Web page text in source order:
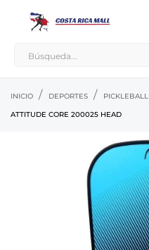
INICIO DEPORTES PICKLEBALL
ATTITUDE CORE 200025 HEAD